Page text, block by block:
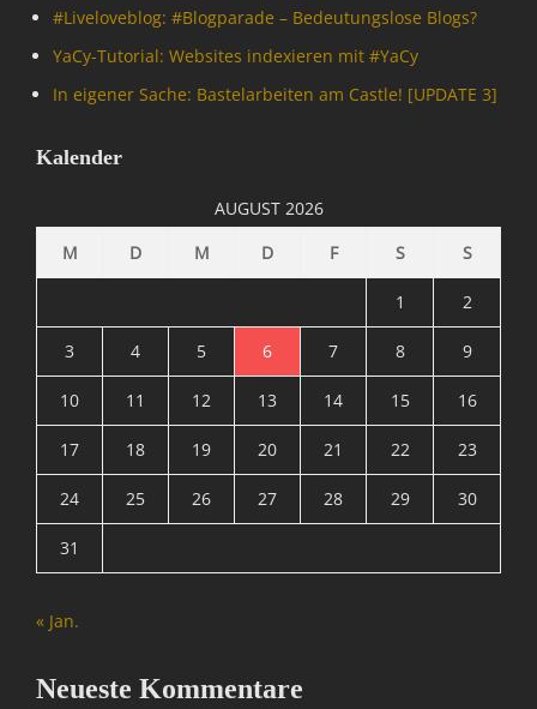
e
e
A
D
A
I
D
I
r
#Livelove­blog: #Blogparade – Bedeutungslose Blogs?
YaCy-Tutorial: Websites indexieren mit #YaCy
In eigener Sache: Bastelarbeiten am Castle! [UPDATE 3]
Kalender
AUGUST 2026
M
D M D F S S
1 2
3 4 5 6 7 8 9
10 11 12 13 14 15 16
17 18 19 20 21 22 23
24 25 26 27 28 29 30
31
« Jan.
Neueste Kommentare